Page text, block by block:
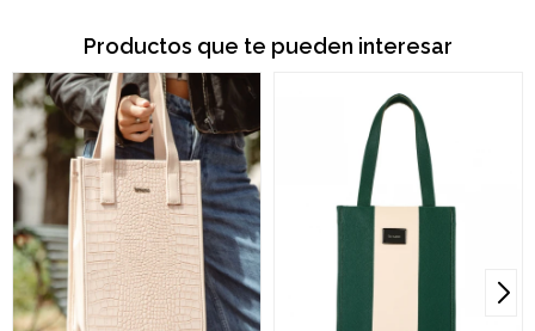
Productos que te pueden interesar